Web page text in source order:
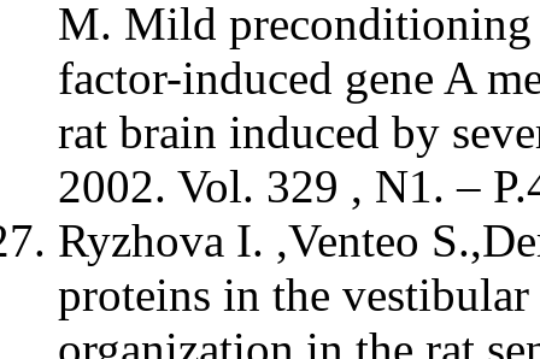
M. Mild
factor-induced gene A
rat brain induced by
2002. Vol. 329 , N1. –
Ryzhova I. ,Venteo
proteins in the
organization in the rat